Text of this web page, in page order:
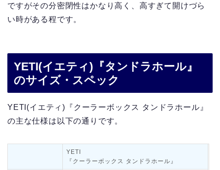
ですがその分密閉性はかなり高く、高すぎて開けづら
い時がある程です。
YETI(イエティ)『タンドラホール』
のサイズ・スペック
YETI(イエティ)『クーラーボックス タンドラホール』
の主な仕様は以下の通りです。
YETI
『クーラーボックス タンドラホール』